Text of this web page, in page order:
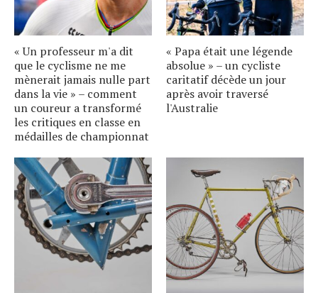
« Un professeur m'a dit
que le cyclisme ne me
mènerait jamais nulle part
dans la vie » – comment
un coureur a transformé
les critiques en classe en
médailles de championnat
« Papa était une légende
absolue » – un cycliste
caritatif décède un jour
après avoir traversé
l'Australie